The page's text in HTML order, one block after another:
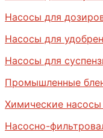
Насосы для
Насосы для
Насосы для
Промышленные
Химические
Насосно-